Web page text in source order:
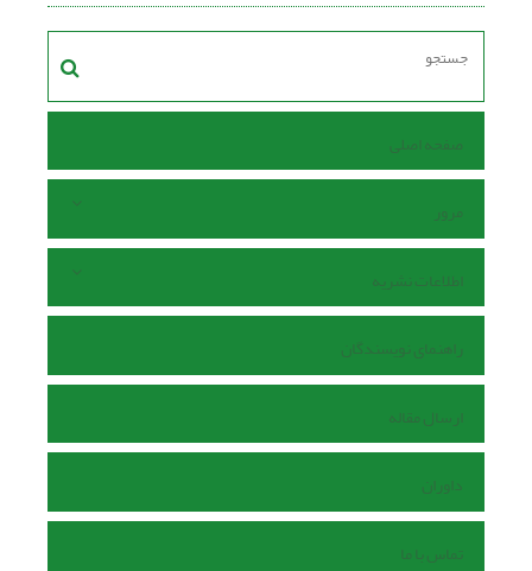
صفحه اصلی
مرور
اطلاعات نشریه
راهنمای نویسندگان
ارسال مقاله
داوران
تماس با ما